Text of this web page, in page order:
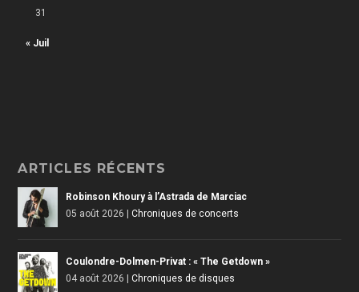
« Juil
31
ARTICLES RÉCENTS
Robinson Khoury à l’Astrada de Marciac
05 août 2026 |Chroniques de concerts
Coulondre-Dolmen-Privat : « The Getdown »
04 août 2026 |Chroniques de disques